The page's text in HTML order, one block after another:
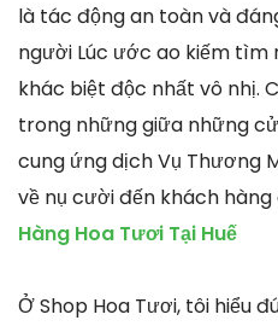
là tác động an toàn và
người Lúc ước ao kiếm
khác biệt độc nhất vô nhị.
trong những giữa những
cung ứng dịch Vụ Thương
về nụ cười đến khách
Hàng Hoa Tươi Tại Huế
Ở Shop Hoa Tươi, tôi hiểu